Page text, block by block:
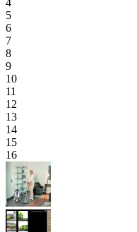
4
5
6
7
8
9
10
11
12
13
14
15
16